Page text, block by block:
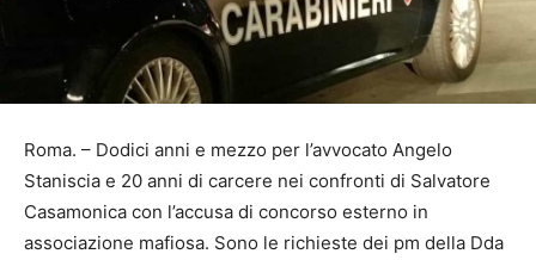
Roma. – Dodici anni e mezzo per l’avvocato Angelo
Staniscia e 20 anni di carcere nei confronti di Salvatore
Casamonica con l’accusa di concorso esterno in
associazione mafiosa. Sono le richieste dei pm della Dda